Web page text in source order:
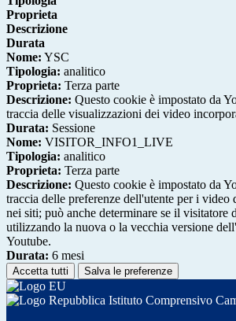
Proprieta
Descrizione
Durata
Nome: YSC
Tipologia: analitico
Proprieta: Terza parte
Descrizione: Questo cookie è impostato da
traccia delle visualizzazioni dei video
Durata: Sessione
Nome: VISITOR_INFO1_LIVE
Tipologia: analitico
Proprieta: Terza parte
Descrizione: Questo cookie è impostato da
traccia delle preferenze dell'utente per i video
nei siti; può anche determinare se il visitatore
utilizzando la nuova o la vecchia versione
Youtube.
Durata: 6 mesi
Accetta tutti Salva le preferenze
Istituto Comprensivo